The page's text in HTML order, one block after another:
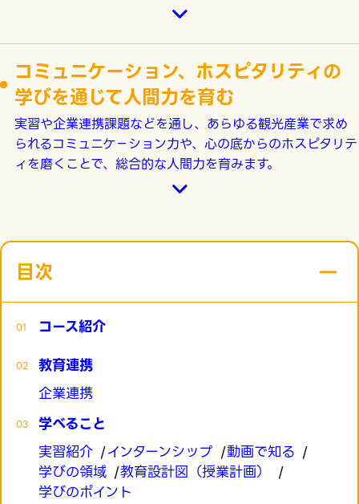
コミュニケーション、ホスピタリティの
学びを通じて人間力を育む
実習や企業連携課題などを通し、あらゆる観光産業で求め
られるコミュニケ－ション力や、心の底からのホスピタリテ
ィを磨くことで、総合的な人間力を育みます。
目次
コース紹介
教育連携
企業連携
学べること
実習紹介
インターンシップ
動画で知る
学びの領域
教育設計図（授業計画）
学びのポイント